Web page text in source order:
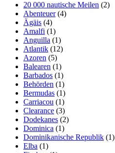
20 000 nautische Meilen (2)
Abenteuer(4)
Ägäis (4)
Amalfi (1)
Anguilla (1)
Atlantik (12)
Azoren (5)
Balearen (1)
Barbados (1)
Behörden (1)
Bermudas (1)
Carriacou (1)
Clearance (3)
Dodekanes (2)
Dominica (1)
Dominikanische Republik (1)
Elba (1)